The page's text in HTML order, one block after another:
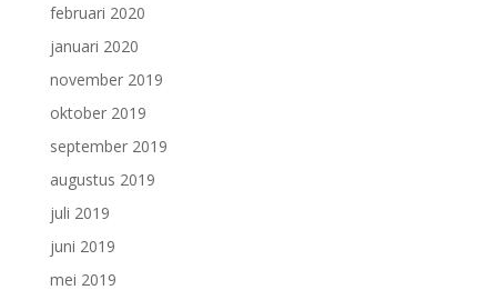
februari 2020
januari 2020
november 2019
oktober 2019
september 2019
augustus 2019
juli 2019
juni 2019
mei 2019